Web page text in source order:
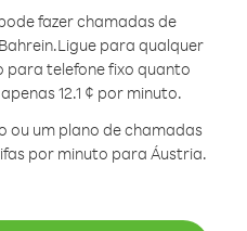
fazer chamadas de
Ligue para qualquer
para telefone fixo quanto
12.1 ¢ por minuto.
ou um plano de chamadas
por minuto para Áustria.